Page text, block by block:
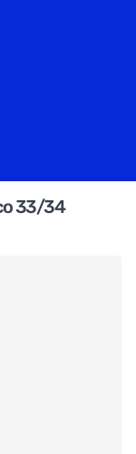
33/34